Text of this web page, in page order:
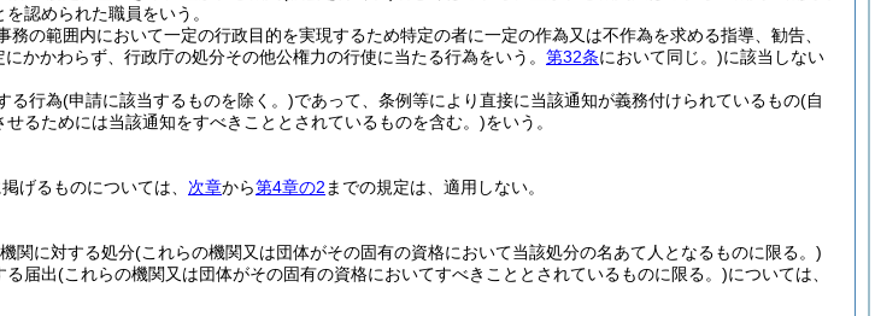
認められた職員をいう。
の範囲内において一定の行政目的を実現するため特定の者に一定の作為又は不作為を求める指導、勧告、
にかかわらず、行政庁の処分その他公権力の行使に当たる行為をいう。 第32条において同じ。)に該当しない
る行為(申請に該当するものを除く。)であって、条例等により直接に当該通知が義務付けられているもの(自
るためには当該通知をすべきこととされているものを含む。)をいう。
げるものについては、 次章から第4章の2 までの規定は、適用しない。
関に対する処分(これらの機関又は団体がその固有の資格において当該処分の名あて人となるものに限る。)
る届出(これらの機関又は団体がその固有の資格においてすべきこととされているものに限る。)については、